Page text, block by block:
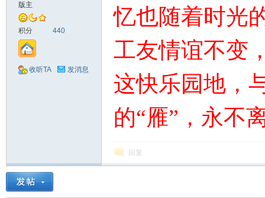
版主
积分 440
收听TA 发消息
忆也随着时光
工友情谊不变
这快乐园地，
的“雁”，永不
回复